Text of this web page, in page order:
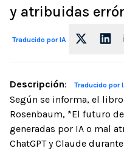
y atribuidas
Traducido por IA
Descripción: Traducido por
Según se informa, el
Rosenbaum, *El futuro
generadas por IA o mal
ChatGPT y Claude